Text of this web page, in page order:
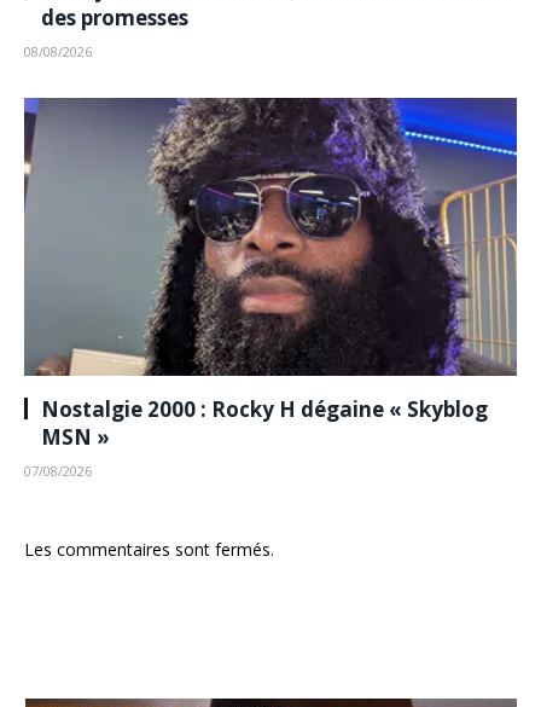
des promesses
08/08/2026
Nostalgie 2000 : Rocky H dégaine « Skyblog
MSN »
07/08/2026
Les commentaires sont fermés.